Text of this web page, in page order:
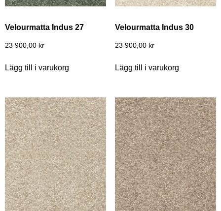
Velourmatta Indus 27
23 900,00 kr
Lägg till i varukorg
Velourmatta Indus 30
23 900,00 kr
Lägg till i varukorg